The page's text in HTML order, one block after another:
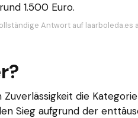
1.500 Euro.
Antwort auf laarboleda.es
die
Sieg aufgrund der